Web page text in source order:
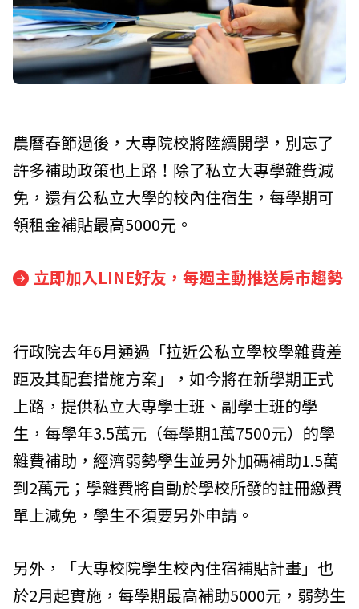
農曆春節過後，大專院校將陸續開學，別忘了
許多補助政策也上路！除了私立大專學雜費減
免，還有公私立大學的校內住宿生，每學期可
領租金補貼最高5000元。
立即加入LINE好友，每週主動推送房市趨勢
行政院去年6月通過「拉近公私立學校學雜費差
距及其配套措施方案」，如今將在新學期正式
上路，提供私立大專學士班、副學士班的學
生，每學年3.5萬元（每學期1萬7500元）的學
雜費補助，經濟弱勢學生並另外加碼補助1.5萬
到2萬元；學雜費將自動於學校所發的註冊繳費
單上減免，學生不須要另外申請。
另外，「大專校院學生校內住宿補貼計畫」也
於2月起實施，每學期最高補助5000元，弱勢生